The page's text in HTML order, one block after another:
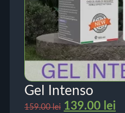
Gel Intenso
159.00lei 139.00 lei